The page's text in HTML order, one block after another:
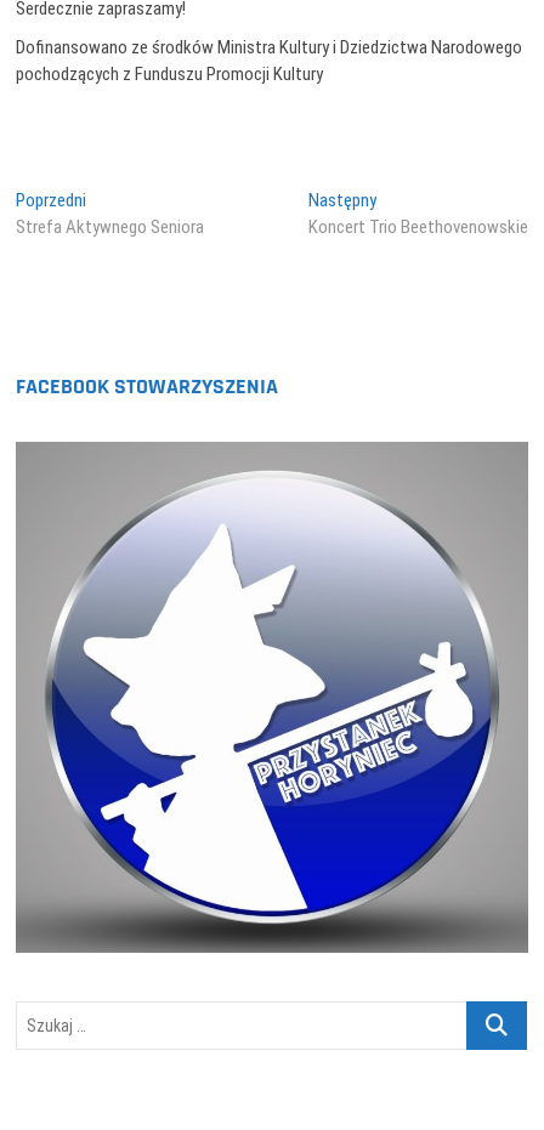
Serdecznie zapraszamy!
Dofinansowano ze środków Ministra Kultury i Dziedzictwa Narodowego
pochodzących z Funduszu Promocji Kultury
Nawigacja
wpisu
Poprzedni
wpis:
Strefa Aktywnego Seniora
NastępnyNastępny
wpis:
Koncert Trio Beethovenowskie
FACEBOOK STOWARZYSZENIA
Szukaj